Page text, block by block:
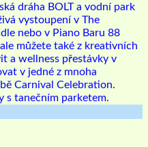
dráha BOLT a vodní park
vystoupení v The
nebo v Piano Baru 88
můžete také z kreativních
a wellness přestávky v
v jedné z mnoha
Carnival Celebration.
s tanečním parketem.